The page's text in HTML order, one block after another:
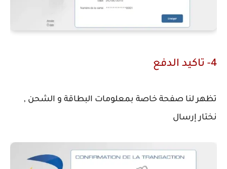
4- تاكيد الدفع
تظهر لنا صفحة خاصة بمعلومات البطاقة و الشحن ,
نختار إرسال